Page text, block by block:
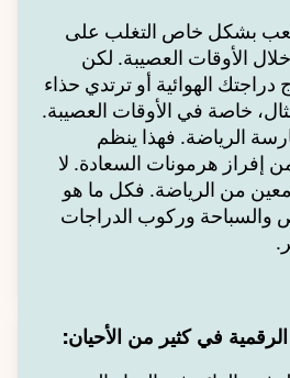
بشكل خاص التغلب على
الأوقات العصيبة. لكن
الهوائية أو ترتدي حذاء
خاصة في الأوقات العصيبة.
الرياضة. فهذا ينظم
إفراز هرمونات السعادة. لا
معين من الرياضة. فكل ما هو
والسباحة وركوب الدراجات
في كثير من الأحيان: